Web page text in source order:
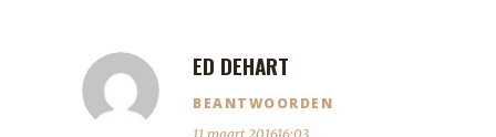
ED DEHART
BEANTWOORDEN